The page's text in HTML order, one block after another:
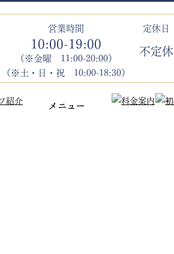
営業時間
10:00-19:00
（※金曜 11:00-20:00）
（※土・日・祝 10:00-18:30）
定休日
不定休